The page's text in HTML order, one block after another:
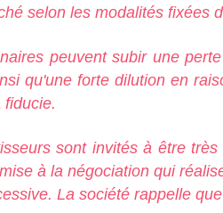
selon les modalités fixées
peuvent subir une
qu'une forte dilution en
fiducie.
sont invités à être
à la négociation qui
La société rappelle